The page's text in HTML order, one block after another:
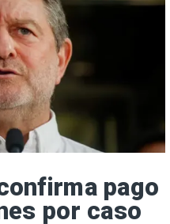
pago
por caso